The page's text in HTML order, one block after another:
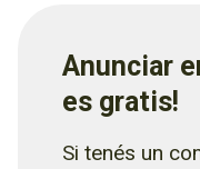
Anunciar
es gratis!
Si tenés un